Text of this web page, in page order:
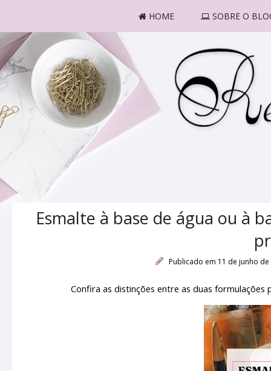
HOME SOBRE O
Esmalte à base de água ou à
Publicado em 11 de junho
Confira as distinções entre as duas formulações